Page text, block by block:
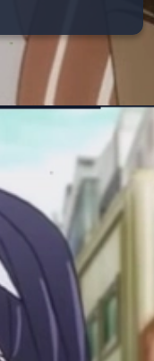
https://manhua.edu.vn/purple-hair-anime-characters